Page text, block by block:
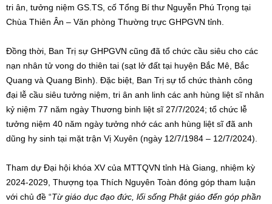
tri ân, tưởng niệm GS.TS, cố Tổng Bí thư Nguyễn Phú Trọng tại
Chùa Thiên Ân – Văn phòng Thường trực GHPGVN tỉnh.
Đồng thời, Ban Trị sự GHPGVN cũng đã tổ chức cầu siêu cho các
nạn nhân tử vong do thiên tai (sạt lở đất tại huyện Bắc Mê, Bắc
Quang và Quang Bình). Đặc biệt, Ban Trị sự tổ chức thành công
đại lễ cầu siêu tưởng niệm, tri ân anh linh các anh hùng liệt sĩ nhân
kỷ niệm 77 năm ngày Thương binh liệt sĩ 27/7/2024; tổ chức lễ
tưởng niệm 40 năm ngày tưởng nhớ các anh hùng liệt sĩ đã anh
dũng hy sinh tại mặt trận Vị Xuyên (ngày 12/7/1984 – 12/7/2024).
Tham dự Đại hội khóa XV của MTTQVN tỉnh Hà Giang, nhiệm kỳ
2024-2029, Thượng tọa Thích Nguyên Toàn đóng góp tham luận
với chủ đề “Từ giáo dục đạo đức, lối sống Phật giáo đến góp phần